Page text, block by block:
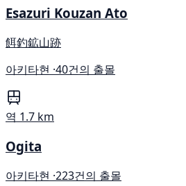
Esazuri Kouzan Ato
餌釣鉱山跡
아키타현 ·40건의 출몰
역 1.7 km
Ogita
아키타현 ·223건의 출몰